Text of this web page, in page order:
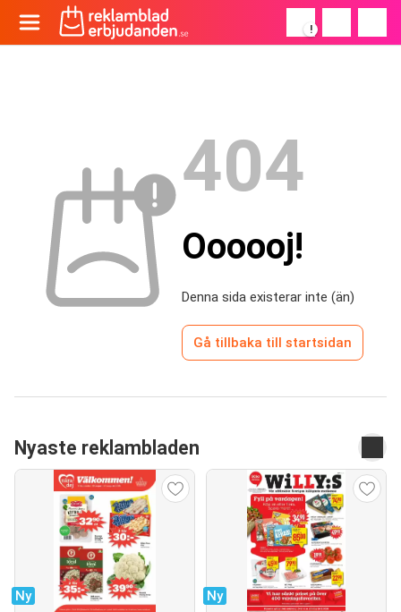
!
404
Oooooj!
Denna sida existerar inte (än)
Gå tillbaka till startsidan
Nyaste reklambladen
Ny Ny